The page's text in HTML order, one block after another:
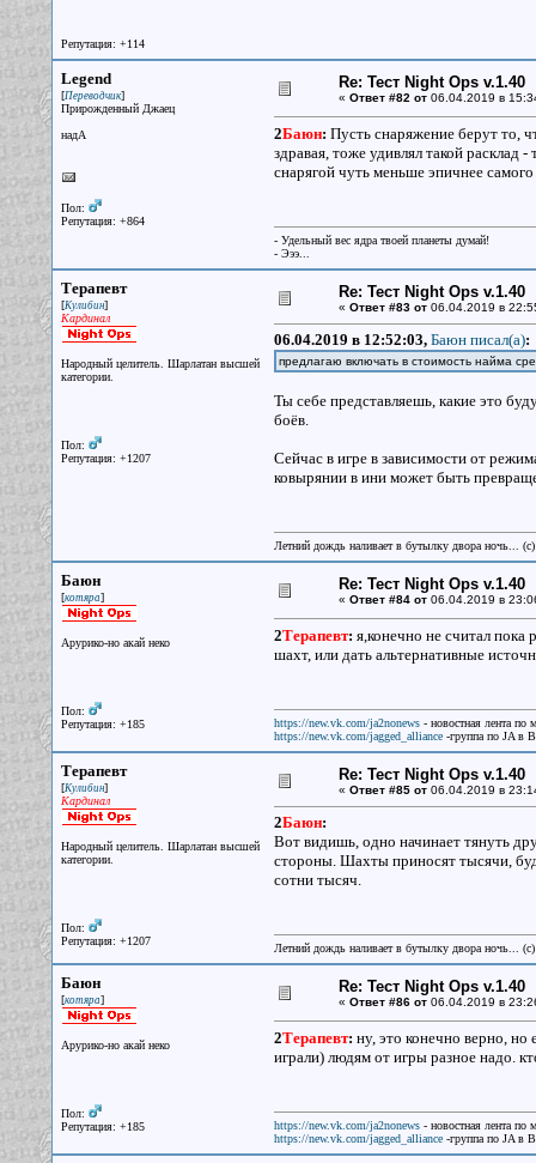
Репутация: +114
Legend
[Переводчик]
Прирожденный Джаец
надА
Пол:
Репутация: +864
Re: Тест Night Ops v.1.40
« Ответ #82 от06.04.2019 в
2Баюн: Пусть снаряжение берут то,
здравая, тоже удивлял такой расклад
снарягой чуть меньше эпичнее
- Удельный вес ядра твоей планеты думай!
- Эээ...
Терапевт
[Кулибин]
Кардинал
Народный целитель. Шарлатан высшей
категории.
Пол:
Репутация: +1207
Re: Тест Night Ops v.1.40
« Ответ #83 от06.04.2019 в
06.04.2019 в 12:52:03, Баюн писал(a):
предлагаю включать в стоимость найма
Ты себе представляешь, какие это
боёв.
Сейчас в игре в зависимости от
ковырянии в ини может быть
Летний дождь наливает в бутылку двора ночь...
Баюн
[котяра]
Арурико-но акай неко
Пол:
Репутация: +185
Re: Тест Night Ops v.1.40
« Ответ #84 от06.04.2019 в
2Терапевт: я,конечно не считал
шахт, или дать альтернативные
https://new.vk.com/ja2nonews- новостная лента по
https://new.vk.com/jagged_alliance-группа по JA в
Терапевт
[Кулибин]
Кардинал
Народный целитель. Шарлатан высшей
категории.
Пол:
Репутация: +1207
Re: Тест Night Ops v.1.40
« Ответ #85 от06.04.2019 в
2Баюн:
Вот видишь, одно начинает тянуть
стороны. Шахты приносят тысячи,
сотни тысяч.
Летний дождь наливает в бутылку двора ночь...
Баюн
[котяра]
Арурико-но акай неко
Пол:
Репутация: +185
Re: Тест Night Ops v.1.40
« Ответ #86 от06.04.2019 в
2Терапевт: ну, это конечно верно,
играли) людям от игры разное надо.
https://new.vk.com/ja2nonews- новостная лента по
https://new.vk.com/jagged_alliance-группа по JA в